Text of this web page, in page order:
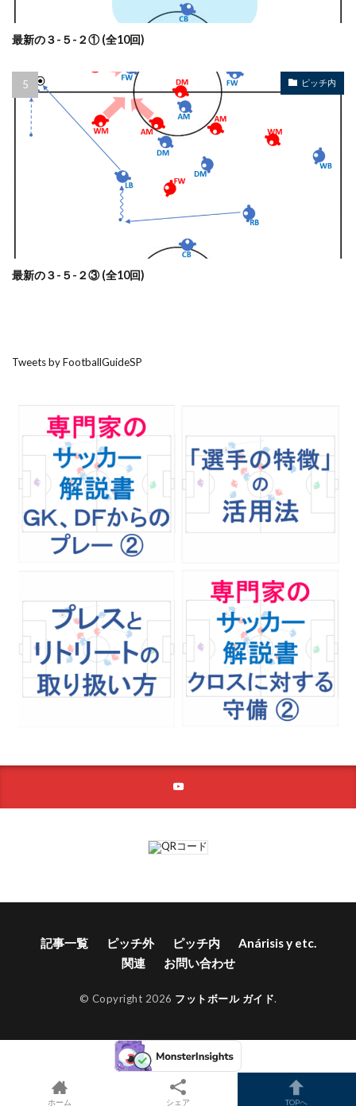
最新の３-５-２① (全10回)
ピッチ内
最新の３-５-２③ (全10回)
Tweets by FootballGuideSP
記事一覧 ピッチ外 ピッチ内
Anárisis y etc.
関連
お問い合わせ
© Copyright 2026 フットボール ガイド.
ホーム シェア TOPへ